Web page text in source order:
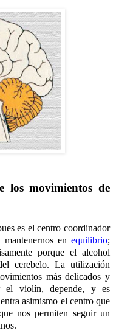
los movimientos de
es el centro coordinador
en equilibrio;
porque el alcohol
cerebelo. La utilización
más delicados y
el violín, depende, y es
asimismo el centro que
nos permiten seguir un